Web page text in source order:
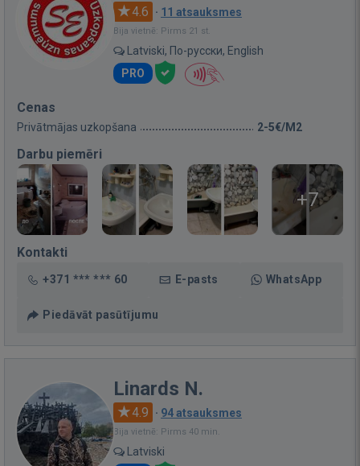
4.6 · 11 atsauksmes
Bija vietnē: Pirms 21 st.
Latviski, По-русски, English
PRO
Cenas
Privātmājas uzkopšana 2-5€/M2
Darbu piemēri
+7
Kontakti
+371 *** *** 60 E-pasts WhatsApp
Piedāvāt pasūtījumu
Linards N.
4.9 · 94 atsauksmes
Bija vietnē: Pirms 40 min.
Latviski